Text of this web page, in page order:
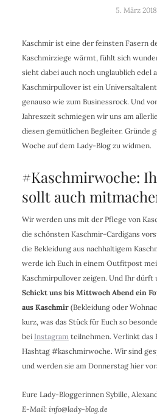
5. März 2018
Kaschmir ist eine der feinsten Fasern
Kaschmirziege wärmt, fühlt sich
sieht dabei auch noch unglaublich edel
Kaschmirpullover ist ein
genauso wie zum Businessrock. Und
Jahreszeit schmiegen wir uns am
diesen gemütlichen Begleiter. Gründe
Woche auf dem Lady-Blog zu widmen.
#Kaschmirwoche:
sollt auch
Wir werden uns mit der Pflege von
die schönsten Kaschmir-Cardigans
die Bekleidung aus nachhaltigem
werde ich Euch in einem Outfitpost
Kaschmirpullover zeigen. Und Ihr dürft
Schickt uns bis Mittwoch Abend ein
aus Kaschmir(Bekleidung oder
kurz, was das Stück für Euch so
bei Instagram teilnehmen. Verlinkt das
Hashtag #kaschmirwoche. Wir sind
und werden sie am Donnerstag hier
Eure Lady-Bloggerinnen Sybille,
E-Mail: info@lady-blog.de